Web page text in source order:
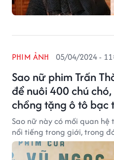
Sao nữ phim Trấn
để nuôi 400 chú
chồng tặng ô tô bạc
PHIM ẢNH 05/04/2024 -
Sao nữ này có mối quan
nổi tiếng trong giới, trong